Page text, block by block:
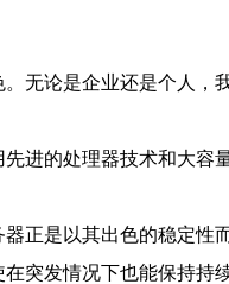
无论是企业还是个人
进的处理器技术和大
正是以其出色的稳定
突发情况下也能保持持